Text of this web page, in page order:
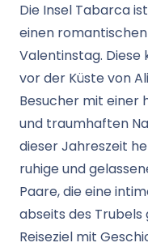
Die Insel Tabarca
einen
Valentinstag. Diese
vor der Küste von
Besucher mit einer
und traumhaften
dieser Jahreszeit
ruhige und
Paare, die eine
abseits des
Reiseziel mit